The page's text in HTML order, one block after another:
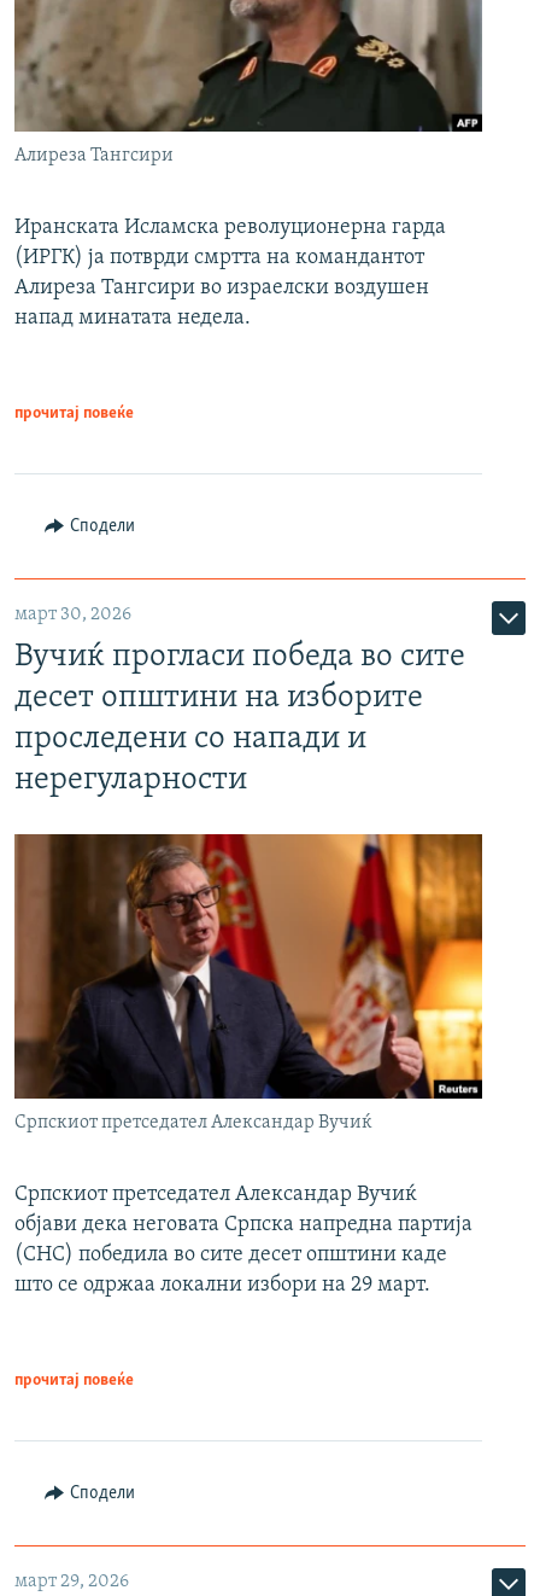
Алиреза Тангсири
Иранската Исламска револуционерна гарда
(ИРГК) ја потврди смртта на командантот
Алиреза Тангсири во израелски воздушен
напад минатата недела.
прочитај повеќе
Сподели
март 30, 2026
Вучиќ прогласи победа во сите
десет општини на изборите
проследени со напади и
нерегуларности
Српскиот претседател Александар Вучиќ
Српскиот претседател Александар Вучиќ
објави дека неговата Српска напредна партија
(СНС) победила во сите десет општини каде
што се одржаа локални избори на 29 март.
прочитај повеќе
Сподели
март 29, 2026